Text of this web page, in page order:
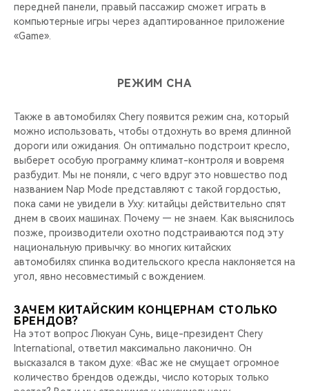
передней панели, правый пассажир сможет играть в
компьютерные игры через адаптированное приложение
«Game».
РЕЖИМ СНА
Также в автомобилях Chery появится режим сна, который
можно использовать, чтобы отдохнуть во время длинной
дороги или ожидания. Он оптимально подстроит кресло,
выберет особую программу климат-контроля и вовремя
разбудит. Мы не поняли, с чего вдруг это новшество под
названием Nap Mode представляют с такой гордостью,
пока сами не увидели в Уху: китайцы действительно спят
днем в своих машинах. Почему — не знаем. Как выяснилось
позже, производители охотно подстраиваются под эту
национальную привычку: во многих китайских
автомобилях спинка водительского кресла наклоняется на
угол, явно несовместимый с вождением.
ЗАЧЕМ КИТАЙСКИМ КОНЦЕРНАМ СТОЛЬКО
БРЕНДОВ?
На этот вопрос Люкуан Сунь, вице-президент Chery
International, ответил максимально лаконично. Он
высказался в таком духе: «Вас же не смущает огромное
количество брендов одежды, число которых только